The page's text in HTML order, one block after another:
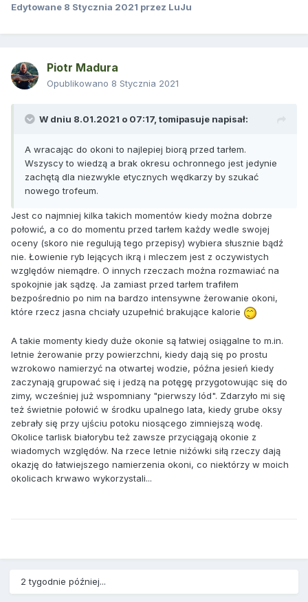
Edytowane 8 Stycznia 2021 przez LuJu
Piotr Madura
Opublikowano 8 Stycznia 2021
W dniu 8.01.2021 o 07:17, tomipasuje napisał:
A wracając do okoni to najlepiej biorą przed tarłem.
Wszyscy to wiedzą a brak okresu ochronnego jest jedynie
zachętą dla niezwykle etycznych wędkarzy by szukać
nowego trofeum.
Jest co najmniej kilka takich momentów kiedy można dobrze
połowić, a co do momentu przed tarłem każdy wedle swojej
oceny (skoro nie regulują tego przepisy) wybiera słusznie bądź
nie. Łowienie ryb lejących ikrą i mleczem jest z oczywistych
względów niemądre. O innych rzeczach można rozmawiać na
spokojnie jak sądzę. Ja zamiast przed tarłem trafiłem
bezpośrednio po nim na bardzo intensywne żerowanie okoni,
które rzecz jasna chciały uzupełnić brakujące kalorie
A takie momenty kiedy duże okonie są łatwiej osiągalne to m.in.
letnie żerowanie przy powierzchni, kiedy dają się po prostu
wzrokowo namierzyć na otwartej wodzie, późna jesień kiedy
zaczynają grupować się i jedzą na potęgę przygotowując się do
zimy, wcześniej już wspomniany "pierwszy lód". Zdarzyło mi się
też świetnie połowić w środku upalnego lata, kiedy grube oksy
zebrały się przy ujściu potoku niosącego zimniejszą wodę.
Okolice tarlisk białorybu też zawsze przyciągają okonie z
wiadomych względów. Na rzece letnie niżówki siłą rzeczy dają
okazję do łatwiejszego namierzenia okoni, co niektórzy w moich
okolicach krwawo wykorzystali...
2 tygodnie później...